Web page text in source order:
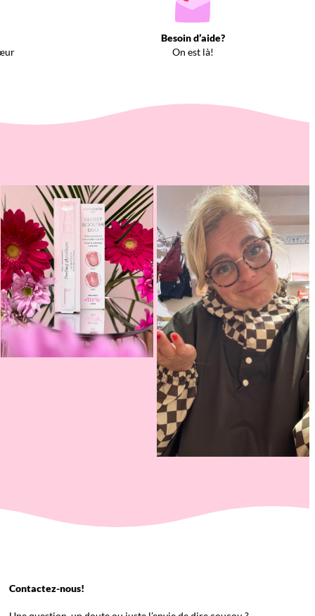
Besoin d’aide?
On est là!
Contactez-nous!